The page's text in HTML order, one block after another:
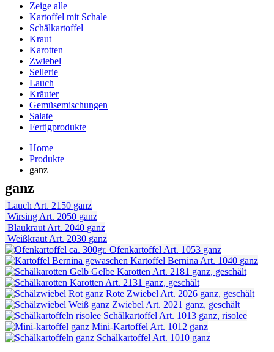
Zeige alle
Kartoffel mit Schale
Schälkartoffel
Kraut
Karotten
Zwiebel
Sellerie
Lauch
Kräuter
Gemüsemischungen
Salate
Fertigprodukte
Home
Produkte
ganz
ganz
Lauch Art. 2150 ganz
Wirsing Art. 2050 ganz
Blaukraut Art. 2040 ganz
Weißkraut Art. 2030 ganz
Ofenkartoffel Art. 1053 ganz
Kartoffel Bernina Art. 1040 ganz
Gelbe Karotten Art. 2181 ganz, geschält
Karotten Art. 2131 ganz, geschält
Rote Zwiebel Art. 2026 ganz, geschält
Zwiebel Art. 2021 ganz, geschält
Schälkartoffel Art. 1013 ganz, risolee
Mini-Kartoffel Art. 1012 ganz
Schälkartoffel Art. 1010 ganz